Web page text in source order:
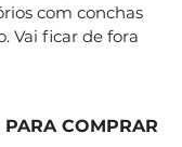
com conchas
Vai ficar de fora
COMPRAR